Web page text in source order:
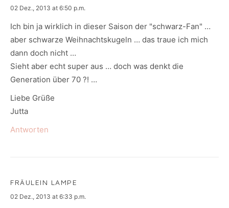
says:
02 Dez., 2013 at 6:50 p.m.
Ich bin ja wirklich in dieser Saison der "schwarz-Fan" …
aber schwarze Weihnachtskugeln … das traue ich mich
dann doch nicht …
Sieht aber echt super aus … doch was denkt die
Generation über 70 ?! …
Liebe Grüße
Jutta
Antworten
FRÄULEIN LAMPE
says:
02 Dez., 2013 at 6:33 p.m.